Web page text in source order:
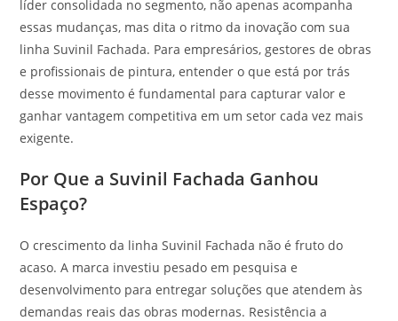
líder consolidada no segmento, não apenas acompanha
essas mudanças, mas dita o ritmo da inovação com sua
linha Suvinil Fachada. Para empresários, gestores de obras
e profissionais de pintura, entender o que está por trás
desse movimento é fundamental para capturar valor e
ganhar vantagem competitiva em um setor cada vez mais
exigente.
Por Que a Suvinil Fachada Ganhou
Espaço?
O crescimento da linha Suvinil Fachada não é fruto do
acaso. A marca investiu pesado em pesquisa e
desenvolvimento para entregar soluções que atendem às
demandas reais das obras modernas. Resistência a